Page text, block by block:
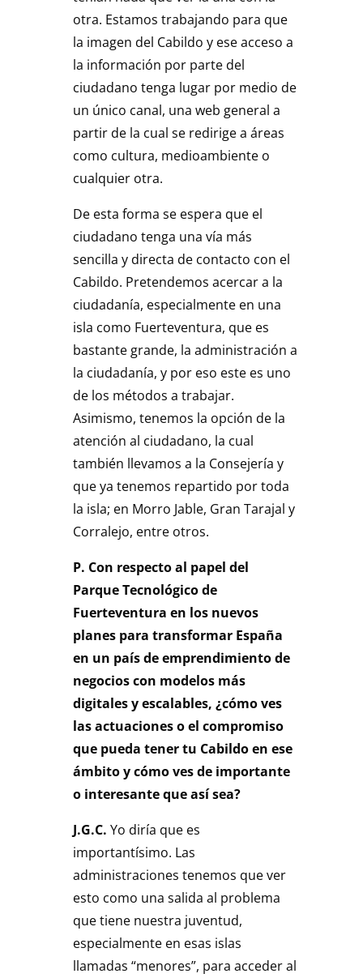
otra. Estamos trabajando para que
la imagen del Cabildo y ese acceso a
la información por parte del
ciudadano tenga lugar por medio de
un único canal, una web general a
partir de la cual se redirige a áreas
como cultura, medioambiente o
cualquier otra.
De esta forma se espera que el
ciudadano tenga una vía más
sencilla y directa de contacto con el
Cabildo. Pretendemos acercar a la
ciudadanía, especialmente en una
isla como Fuerteventura, que es
bastante grande, la administración a
la ciudadanía, y por eso este es uno
de los métodos a trabajar.
Asimismo, tenemos la opción de la
atención al ciudadano, la cual
también llevamos a la Consejería y
que ya tenemos repartido por toda
la isla; en Morro Jable, Gran Tarajal y
Corralejo, entre otros.
P. Con respecto al papel del
Parque Tecnológico de
Fuerteventura en los nuevos
planes para transformar España
en un país de emprendimiento de
negocios con modelos más
digitales y escalables, ¿cómo ves
las actuaciones o el compromiso
que pueda tener tu Cabildo en ese
ámbito y cómo ves de importante
o interesante que así sea?
J.G.C. Yo diría que es
importantísimo. Las
administraciones tenemos que ver
esto como una salida al problema
que tiene nuestra juventud,
especialmente en esas islas
llamadas “menores”, para acceder al